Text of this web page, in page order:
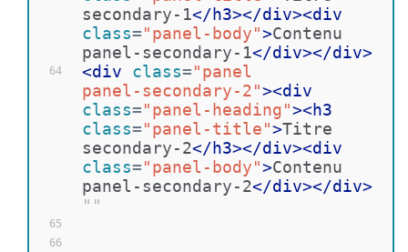
64
65
66
secondary-1</h3></div><div
class="panel-body">Contenu
panel-secondary-1</div></div>
<div class="panel
panel-secondary-2"><div
class="panel-heading"><h3
class="panel-title">Titre
secondary-2</h3></div><div
class="panel-body">Contenu
panel-secondary-2</div></div>
""